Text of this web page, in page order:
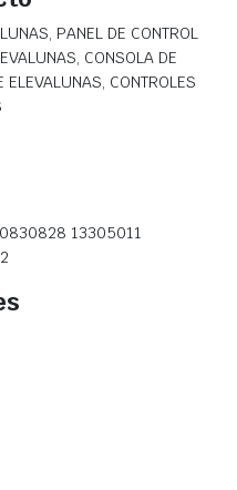
PANEL DE CONTROL
CONSOLA DE
ELEVALUNAS, CONTROLES
13305011